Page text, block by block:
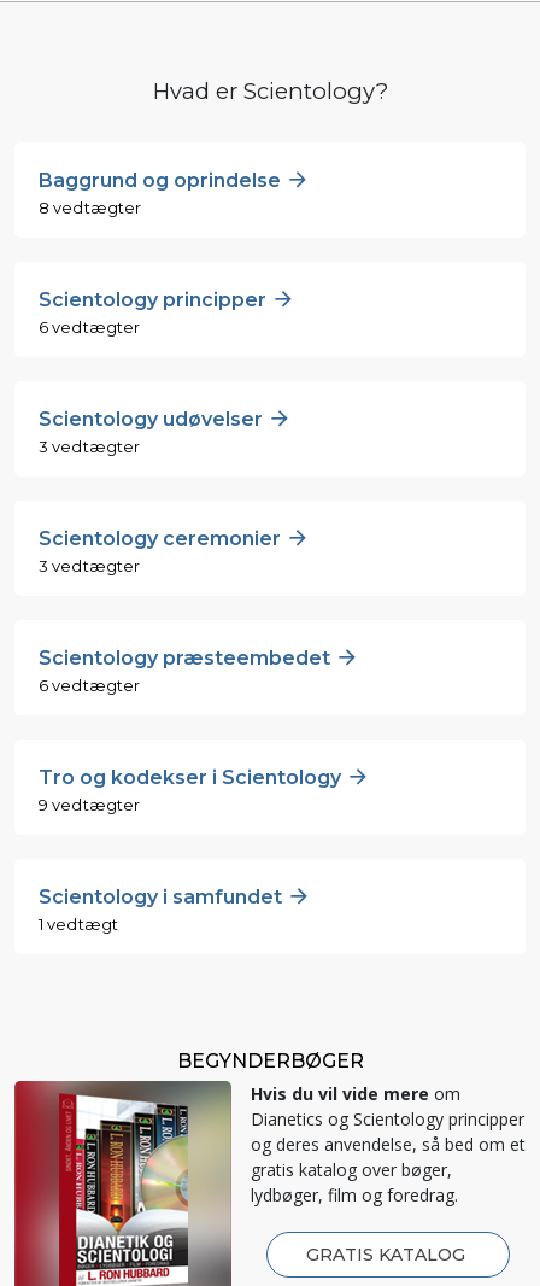
Hvad er Scientology?
Baggrund og oprindelse
8 vedtægter
Scientology principper
6 vedtægter
Scientology udøvelser
3 vedtægter
Scientology ceremonier
3 vedtægter
Scientology præsteembedet
6 vedtægter
Tro og kodekser i Scientology
9 vedtægter
Scientology i samfundet
1 vedtægt
BEGYNDERBØGER
Hvis du vil vide mere om
Dianetics og Scientology principper
og deres anvendelse, så bed om et
gratis katalog over bøger,
lydbøger, film og foredrag.
GRATIS KATALOG